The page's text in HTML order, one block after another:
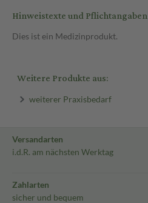
Hinweistexte und Pflichtangaben
Dies ist ein Medizinprodukt.
Weitere Produkte aus:
weiterer Praxisbedarf
Versandarten
i.d.R. am nächsten Werktag
Zahlarten
sicher und bequem